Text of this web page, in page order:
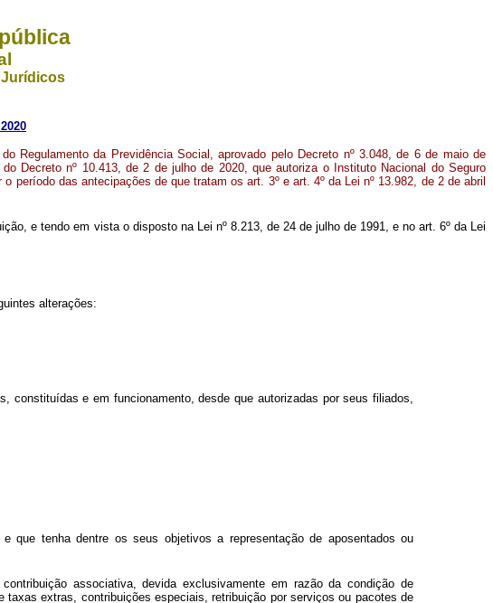
Regulamento da Previdência Social, aprovado pelo Decreto nº 3.048, de 6 de maio de
Decreto nº 10.413, de 2 de julho de 2020, que autoriza o Instituto Nacional do Seguro
o período das antecipações de que tratam os art. 3º e art. 4º da Lei nº 13.982, de 2 de abril
e tendo em vista o disposto na Lei nº 8.213, de 24 de julho de 1991, e no art. 6º da Lei
alterações:
constituídas e em funcionamento, desde que autorizadas por seus filiados,
que tenha dentre os seus objetivos a representação de aposentados ou
associativa, devida exclusivamente em razão da condição de
extras, contribuições especiais, retribuição por serviços ou pacotes de